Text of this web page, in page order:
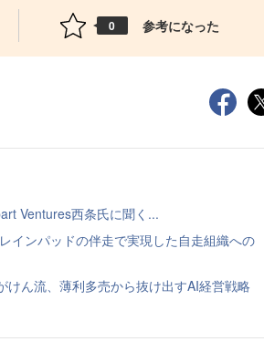
0 参考になった
Ventures西条氏に聞く...
インパッドの伴走で実現した自走組織への
けん流、薄利多売から抜け出すAI経営戦略